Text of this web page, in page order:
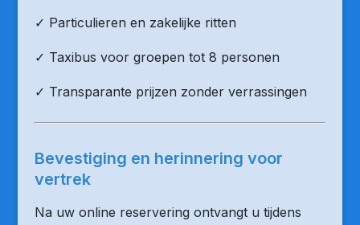
✓ Particulieren en zakelijke ritten
✓ Taxibus voor groepen tot 8 personen
✓ Transparante prijzen zonder verrassingen
Bevestiging en herinnering voor
vertrek
Na uw online reservering ontvangt u tijdens